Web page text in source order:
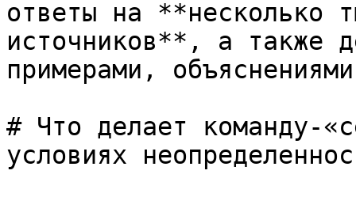
ответы на **несколько
источников**, а также
примерами,
# Что делает команду-
условиях